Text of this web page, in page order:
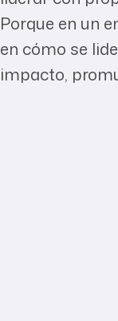
Porque en un
en cómo se
impacto,